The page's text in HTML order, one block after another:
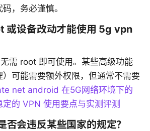
，务必谨慎。
或设备改动才能使用 5g vpn
需 root 即可使用。某些高级功能
）可能需要额外权限，但通常不需要
net android 在5G网络环境下的
的 VPN 使用要点与实测评测
否会违反某些国家的规定？